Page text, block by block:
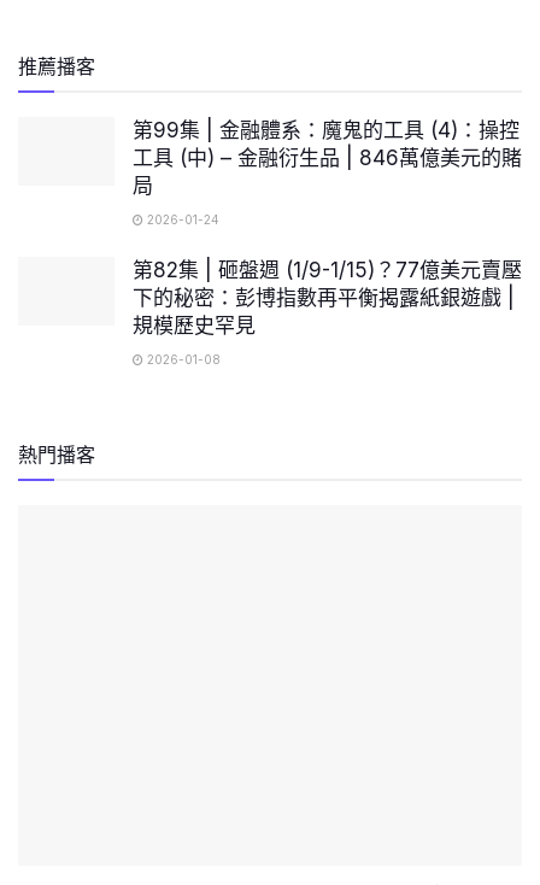
推薦播客
第99集 | 金融體系：魔鬼的工具 (4)：操控
工具 (中) – 金融衍生品 | 846萬億美元的賭
局
2026-01-24
第82集 | 砸盤週 (1/9-1/15)？77億美元賣壓
下的秘密：彭博指數再平衡揭露紙銀遊戲 |
規模歷史罕見
2026-01-08
熱門播客